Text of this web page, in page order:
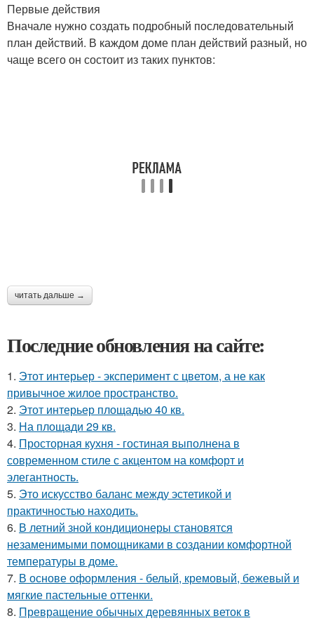
Первые действия
Вначале нужно создать подробный последовательный
план действий. В каждом доме план действий разный, но
чаще всего он состоит из таких пунктов:
читать дальше →
Последние обновления на сайте:
1. Этот интерьер - эксперимент с цветом, а не как
привычное жилое пространство.
2. Этот интерьер площадью 40 кв.
3. На площади 29 кв.
4. Просторная кухня - гостиная выполнена в
современном стиле с акцентом на комфорт и
элегантность.
5. Это искусство баланс между эстетикой и
практичностью находить.
6. В летний зной кондиционеры становятся
незаменимыми помощниками в создании комфортной
температуры в доме.
7. В основе оформления - белый, кремовый, бежевый и
мягкие пастельные оттенки.
8. Превращение обычных деревянных веток в